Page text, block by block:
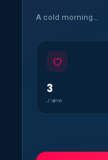
A cold morning…
3
J’aime